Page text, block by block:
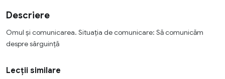
Descriere
Omul și comunicarea. Situația de comunicare: Să comunicăm
despre sârguinţă
Lecții similare